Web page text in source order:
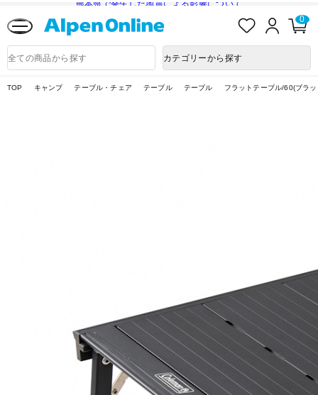
熊本県で発生した地震による影響について
入
ロ
ン
0
品
検
カテゴリーから探す
TOP キャンプ テーブル・チェア テーブル テーブル フラットテーブル/60(ブラ